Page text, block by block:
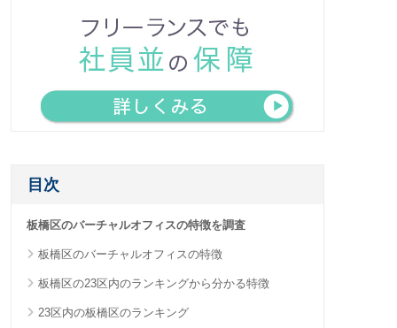
目次
板橋区のバーチャルオフィスの特徴を調査
板橋区のバーチャルオフィスの特徴
板橋区の23区内のランキングから分かる特徴
23区内の板橋区のランキング